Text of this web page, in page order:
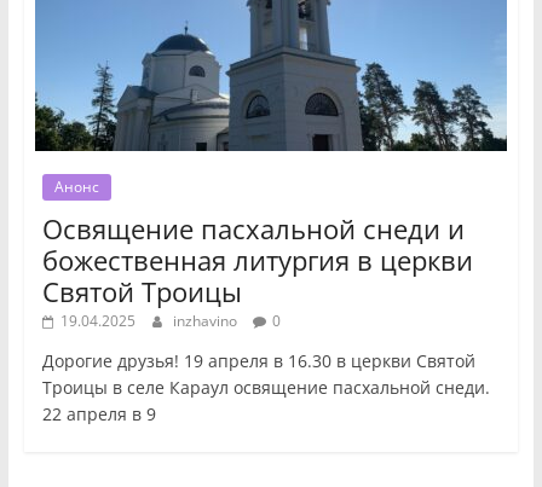
Анонс
Освящение пасхальной снеди и
божественная литургия в церкви
Святой Троицы
19.04.2025 inzhavino 0
Дорогие друзья! 19 апреля в 16.30 в церкви Святой
Троицы в селе Караул освящение пасхальной снеди.
22 апреля в 9